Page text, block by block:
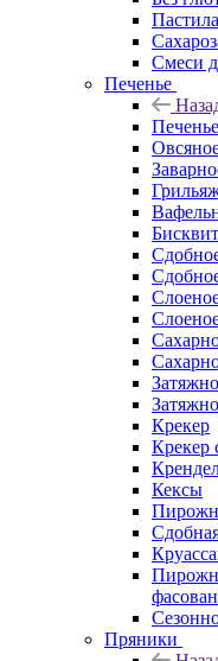
Смеси
Печенье
Печенье
Крекер
Крекер
Кексы
Пряники